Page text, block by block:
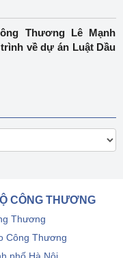
Thương Lê Mạnh
về dự án Luật Dầu
CÔNG THƯƠNG
Thương
Công Thương